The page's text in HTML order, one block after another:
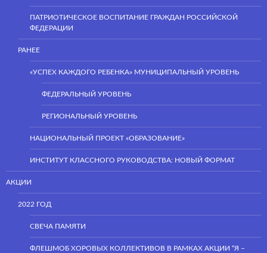
ПАТРИОТИЧЕСКОЕ ВОСПИТАНИЕ ГРАЖДАН РОССИЙСКОЙ
ФЕДЕРАЦИИ
РАНЕЕ
«УСПЕХ КАЖДОГО РЕБЕНКА» МУНИЦИПАЛЬНЫЙ УРОВЕНЬ
ФЕДЕРАЛЬНЫЙ УРОВЕНЬ
РЕГИОНАЛЬНЫЙ УРОВЕНЬ
НАЦИОНАЛЬНЫЙ ПРОЕКТ «ОБРАЗОВАНИЕ»
ИНСТИТУТ КЛАССНОГО РУКОВОДСТВА: НОВЫЙ ФОРМАТ
АКЦИИ
2022 ГОД
СВЕЧА ПАМЯТИ
ФЛЕШМОБ ХОРОВЫХ КОЛЛЕКТИВОВ В РАМКАХ АКЦИИ “Я –